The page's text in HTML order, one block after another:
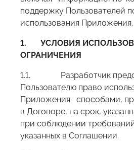
поддержку Пользователей
использования Приложения.
1.
УСЛОВИЯ
ОГРАНИЧЕНИЯ
1.1. Разработчик
Пользователю право
Приложения способами,
в Договоре, на срок,
при соблюдении
указанных в Соглашении.